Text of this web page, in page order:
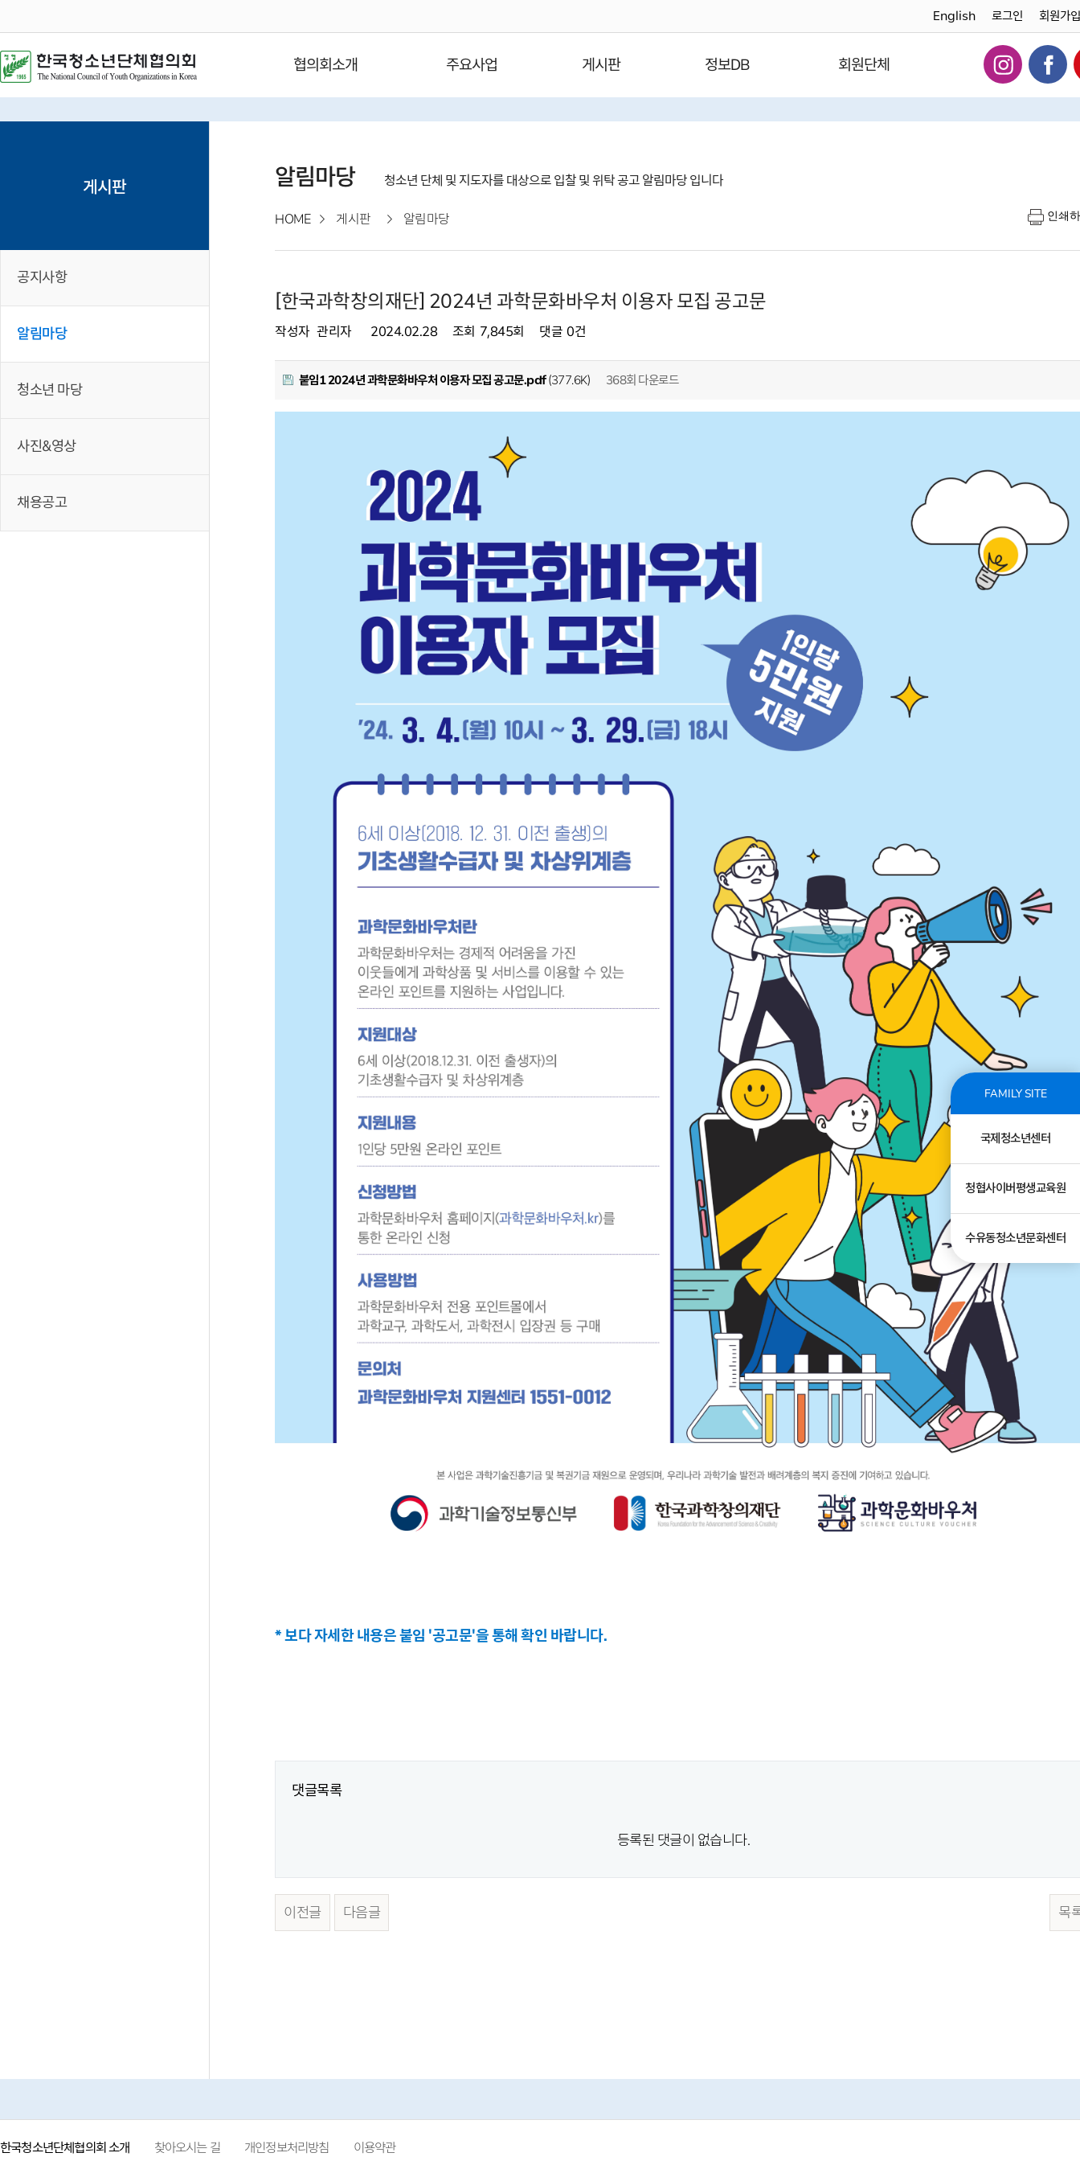
English 로그인 회원가입
협의회소개 주요사업 게시판 정보DB 회원단체
FAMILY SITE
국제청소년센터
청협사이버평생교육원
수유동청소년문화센터
게시판
공지사항
알림마당
청소년 마당
사진&영상
채용공고
알림마당 청소년 단체 및 지도자를 대상으로 입찰 및 위탁 공고 알림마당 입니다
HOME 게시판 알림마당 인쇄
[한국과학창의재단] 2024년 과학문화바우처 이용자 모집 공고문
작성자 관리자 2024.02.28 조회 7,845회 댓글 0건
붙임1 2024년 과학문화바우처 이용자 모집 공고문.pdf(377.6K) 368회 다운로드
* 보다 자세한 내용은 붙임 '공고문'을 통해 확인 바랍니다.
댓글목록
등록된 댓글이 없습니다.
이전글 다음글 목
한국청소년단체협의회 소개 찾아오시는 길 개인정보처리방침 이용약관